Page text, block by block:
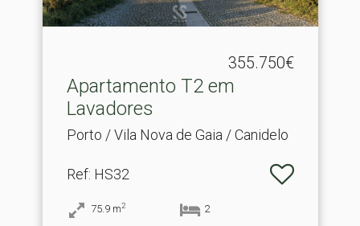
355.750€
Apartamento T2 em
Lavadores
Porto / Vila Nova de Gaia / Canidelo
Ref: HS32
75.9 m2 2